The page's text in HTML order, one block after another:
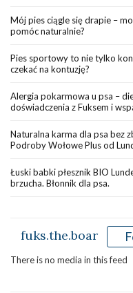
Mój pies ciągle się drapie –
pomóc naturalnie?
Pies sportowy to nie tylko
czekać na kontuzję?
Alergia pokarmowa u psa –
doświadczenia z Fuksem i
Naturalna karma dla psa bez
Podroby Wołowe Plus od
Łuski babki płesznik BIO
brzucha. Błonnik dla psa.
fuks.the.boar
There is no media in this feed